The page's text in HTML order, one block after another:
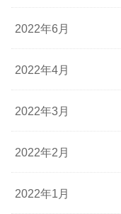
2022年6月
2022年4月
2022年3月
2022年2月
2022年1月